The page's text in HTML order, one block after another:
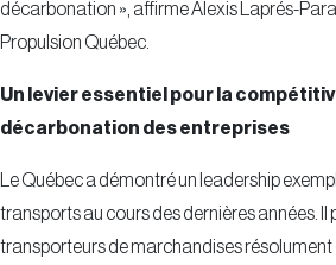
décarbonation », affirme Alexis Laprés-
Propulsion Québec.
Un levier essentiel pour la
décarbonation des entreprises
Le Québec a démontré un leadership
transports au cours des dernières années. Il
transporteurs de marchandises résolument